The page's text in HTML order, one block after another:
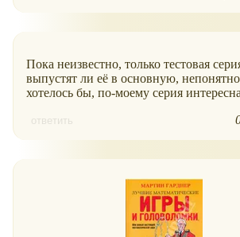
Пока неизвестно, только тестовая
выпустят ли её в основную,
хотелось бы, по-моему серия
ответить